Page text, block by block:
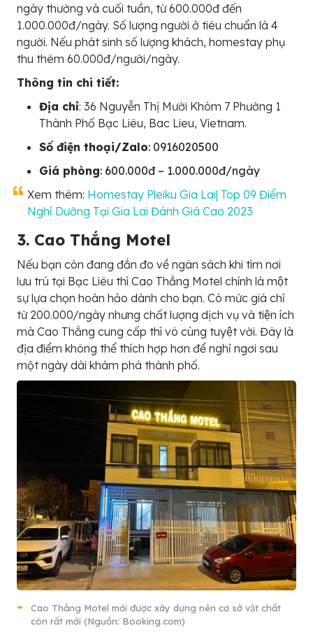
ngày thường và cuối tuần, từ 600.000đ đến
1.000.000đ/ngày. Số lượng người ở tiêu chuẩn là 4
người. Nếu phát sinh số lượng khách, homestay phụ
thu thêm 60.000đ/người/ngày.
Thông tin chi tiết:
Địa chỉ: 36 Nguyễn Thị Mười Khóm 7 Phường 1
Thành Phố Bạc Liêu, Bac Lieu, Vietnam.
Số điện thoại/Zalo: 0916020500
Giá phòng: 600.000đ – 1.000.000đ/ngày
Xem thêm: Homestay Pleiku Gia Lai| Top 09 Điểm
Nghỉ Dưỡng Tại Gia Lai Đánh Giá Cao 2023
3. Cao Thắng Motel
Nếu bạn còn đang đắn đo về ngân sách khi tìm nơi
lưu trú tại Bạc Liêu thì Cao Thắng Motel chính là một
sự lựa chọn hoàn hảo dành cho bạn. Có mức giá chỉ
từ 200.000/ngày nhưng chất lượng dịch vụ và tiện ích
mà Cao Thắng cung cấp thì vô cùng tuyệt vời. Đây là
địa điểm không thể thích hợp hơn để nghỉ ngơi sau
một ngày dài khám phá thành phố.
Cao Thắng Motel mới được xây dựng nên cơ sở vật chất
còn rất mới (Nguồn: Booking.com)